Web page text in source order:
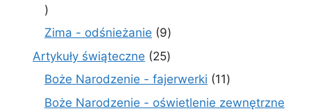
20
produktów
Zima - odśnieżanie 99
produktów
Artykuły świąteczne 2525
produktów
Boże Narodzenie - fajerwerki 1111
produktów
Boże Narodzenie - oświetlenie zewnętrzne